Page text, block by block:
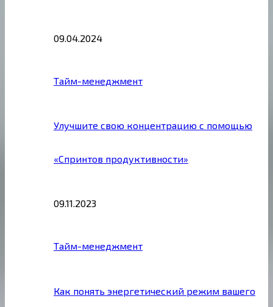
09.04.2024
Тайм-менеджмент
Улучшите свою концентрацию с помощью
«Спринтов продуктивности»
09.11.2023
Тайм-менеджмент
Как понять энергетический режим вашего